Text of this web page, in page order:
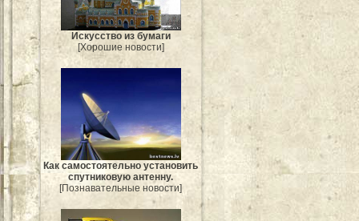
Искусство из бумаги
[Хорошие новости]
Как самостоятельно установить
спутниковую антенну.
[Познавательные новости]